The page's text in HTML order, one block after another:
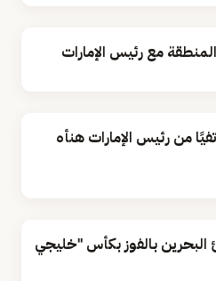
مع رئيس الإمارات
من رئيس الإمارات هنأه
البحرين بالفوز بكأس "خليجي